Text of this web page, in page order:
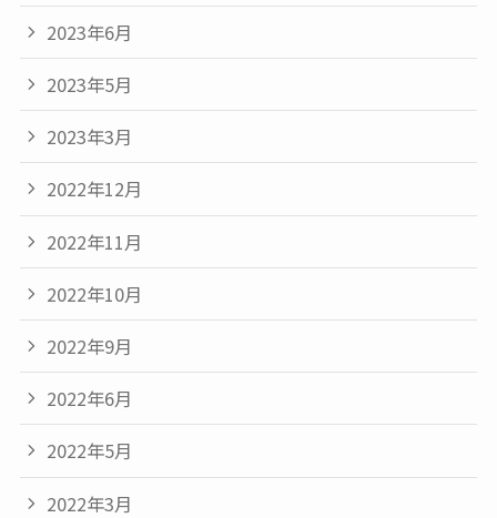
2023年6月
2023年5月
2023年3月
2022年12月
2022年11月
2022年10月
2022年9月
2022年6月
2022年5月
2022年3月